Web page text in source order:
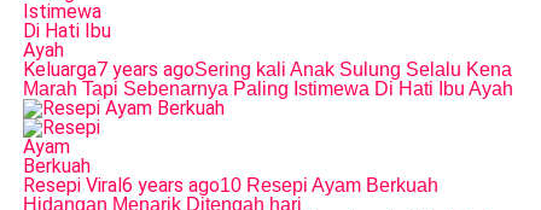
Keluarga7 years agoSering kali Anak Sulung Selalu Kena
Marah Tapi Sebenarnya Paling Istimewa Di Hati Ibu Ayah
Resepi Viral6 years ago10 Resepi Ayam Berkuah
Hidangan Menarik Ditengah hari